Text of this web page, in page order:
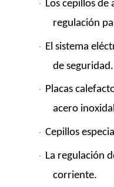
· Los cepillos
regulación
·
El sistema
de seguridad.
· Placas
acero
· Cepillos
·
La regulación
corriente.